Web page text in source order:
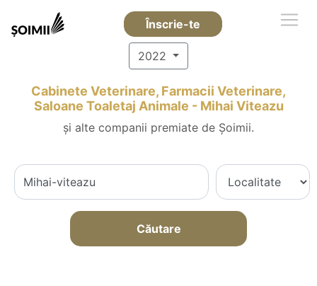
Înscrie-te
2022
Cabinete Veterinare, Farmacii Veterinare,
Saloane Toaletaj Animale - Mihai Viteazu
și alte companii premiate de Șoimii.
Căutare